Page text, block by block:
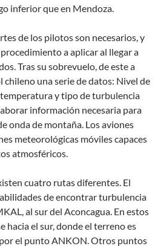
inferior que en Mendoza.
de los pilotos son necesarios, y
a aplicar al llegar a
Tras su sobrevuelo, de este a
una serie de datos: Nivel de
y tipo de turbulencia
información necesaria para
onda de montaña. Los aviones
meteorológicas móviles capaces
atmosféricos.
cuatro rutas diferentes. El
de encontrar turbulencia
al sur del Aconcagua. En estos
hacia el sur, donde el terreno es
el punto ANKON. Otros puntos